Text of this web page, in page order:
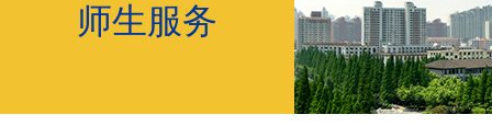
师生服务